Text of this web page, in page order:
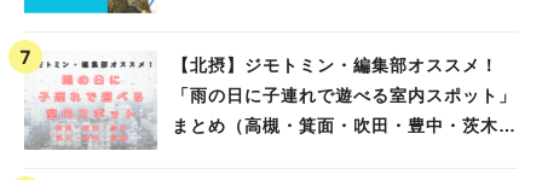
【北摂】ジモトミン・編集部オススメ！
「雨の日に子連れで遊べる室内スポット」
まとめ（高槻・箕面・吹田・豊中・茨木・